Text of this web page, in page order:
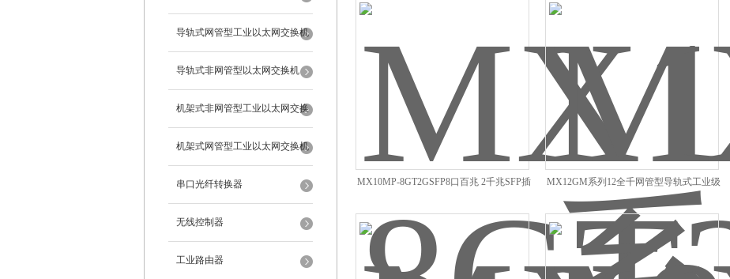
导轨式网管型工业以太网交换机
导轨式非网管型以太网交换机
机架式非网管型工业以太网交换
机
机架式网管型工业以太网交换机
串口光纤转换器
无线控制器
工业路由器
MX10MP-8GT2GSFP8口百兆 2千兆SFP插 MX12GM系列12全千网管型导轨式工业级
以太网交换机